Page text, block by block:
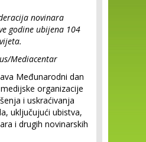
novinara
godine ubijena 104
Mediacentar
Međunarodni dan
organizacije
i uskraćivanja
uključujući ubistva,
i drugih novinarskih